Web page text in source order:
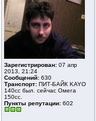
Зарегистрирован: 07 апр
2013, 21:24
Сообщений: 630
Транспорт: ПИТ-БАЙК KAYO
140cc был. сейчас Омега
150сс.
Пункты репутации: 602